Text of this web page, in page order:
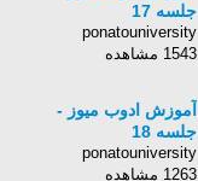
جلسه 17
ponatouniversity
1543 مشاهده
آموزش ادوب میوز -
جلسه 18
ponatouniversity
1263 مشاهده